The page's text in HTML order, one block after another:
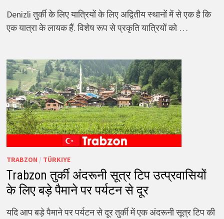
Denizli तुर्की के लिए यात्रियों के लिए अद्वितीय स्थानों में से एक है कि
एक यात्रा के लायक हैं. विशेष रूप से प्रकृति यात्रियों को …
TRABZON / TÜRKIYE
Trabzon तुर्की अंदरूनी सूत्र टिप उत्प्रवासियों
के लिए बड़े पैमाने पर पर्यटन से दूर
यदि आप बड़े पैमाने पर पर्यटन से दूर तुर्की में एक अंदरूनी सूत्र टिप की